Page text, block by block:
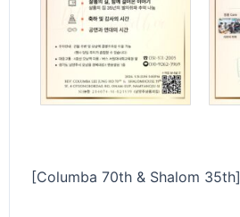
[Columba 70th & Shalom 35th]